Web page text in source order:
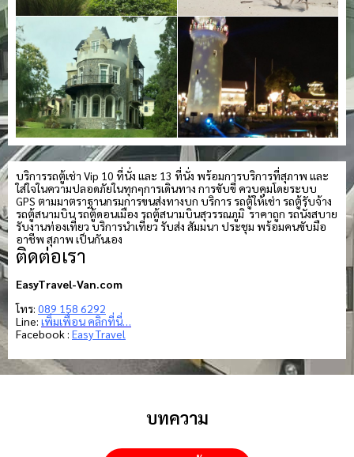
บริการรถตู้เช่า Vip 10 ที่นั่ง และ 13 ที่นั่ง พร้อมการบริการที่สุภาพ และ
ใส่ใจในความปลอดภัยในทุกๆการเดินทาง การขับขี่ ควบคุมโดยระบบ
GPS ตามมาตราฐานกรมการขนส่งทางบก บริการ รถตู้ให้เช่า รถตู้รับจ้าง
รถตู้สนามบิน รถตู้ดอนเมือง รถตู้สนามบินสุวรรณภูมิ ราคาถูก รถนั่งสบาย
รับงานท่องเที่ยว บริการนำเที่ยว รับส่ง สัมมนา ประชุม พร้อมคนขับมือ
อาชีพ สุภาพ เป็นกันเอง
ติดต่อเรา
EasyTravel-Van.com
โทร: 089 158 6292
Line: เพิ่มเพื่อน คลิกที่นี่…
Facebook : Easy Travel
บทความ